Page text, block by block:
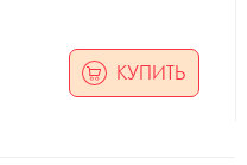
КУПИТЬ